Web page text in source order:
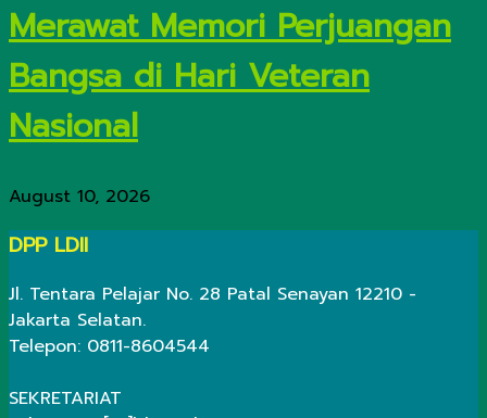
Merawat Memori Perjuangan
Bangsa di Hari Veteran
Nasional
August 10, 2026
DPP LDII
Jl. Tentara Pelajar No. 28 Patal Senayan 12210 -
Jakarta Selatan.
Telepon: 0811-8604544
SEKRETARIAT